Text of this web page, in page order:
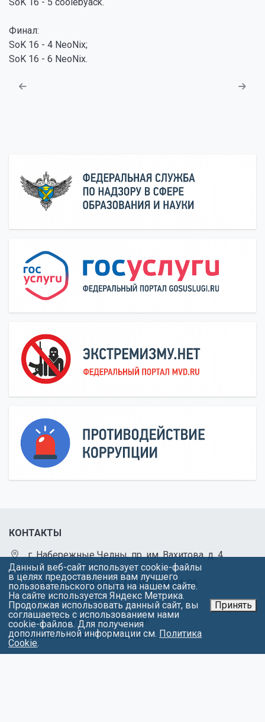
Финал:
SoK 16 - 4 NeoNix;
SoK 16 - 6 NeoNix.
КОНТАКТЫ
г. Набережные Челны, пр. им. Вахитова, д. 4
(53/02)
+7 (8552) 32-18-43 ,+7 (8552) 34-04-96
office@chl.ieml.ru
Нашли ошибку? Сообщите нам!
Выделите и нажмите Ctr+Enter
Данный веб-сайт использует cookie-файлы
в целях предоставления вам лучшего
пользовательского опыта на нашем сайте.
На сайте используется Яндекс Метрика.
Продолжая использовать данный сайт, вы
соглашаетесь с использованием нами
cookie-файлов. Для получения
дополнительной информации см. Политика
Cookie.
Принять